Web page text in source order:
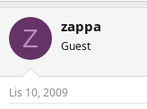
Z zappa
Guest
Lis 10, 2009